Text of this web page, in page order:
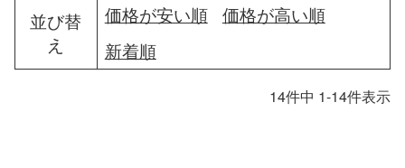
並び替
え
価格が安い順
価格が高い順
新着順
14件中 1-14件表示